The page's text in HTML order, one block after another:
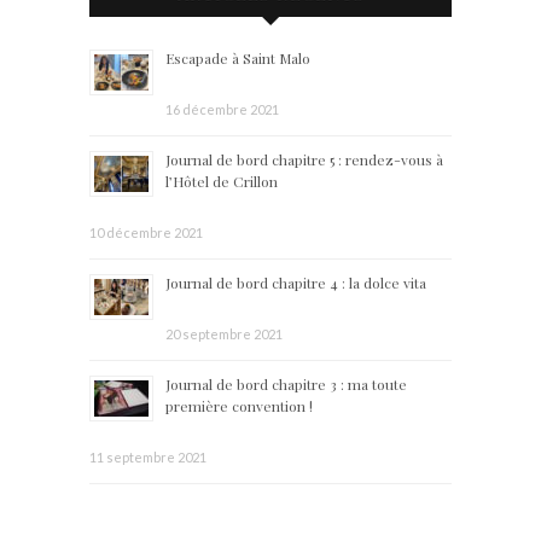
Escapade à Saint Malo
16 décembre 2021
Journal de bord chapitre 5 : rendez-vous à
l’Hôtel de Crillon
10 décembre 2021
Journal de bord chapitre 4 : la dolce vita
20 septembre 2021
Journal de bord chapitre 3 : ma toute
première convention !
11 septembre 2021